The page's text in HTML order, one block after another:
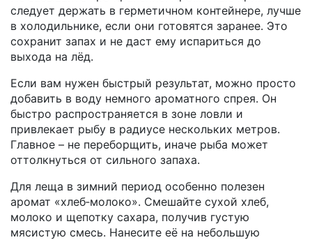
следует держать в герметичном контейнере, лучше
в холодильнике, если они готовятся заранее. Это
сохранит запах и не даст ему испариться до
выхода на лёд.
Если вам нужен быстрый результат, можно просто
добавить в воду немного ароматного спрея. Он
быстро распространяется в зоне ловли и
привлекает рыбу в радиусе нескольких метров.
Главное – не переборщить, иначе рыба может
оттолкнуться от сильного запаха.
Для леща в зимний период особенно полезен
аромат «хлеб‑молоко». Смешайте сухой хлеб,
молоко и щепотку сахара, получив густую
мясистую смесь. Нанесите её на небольшую